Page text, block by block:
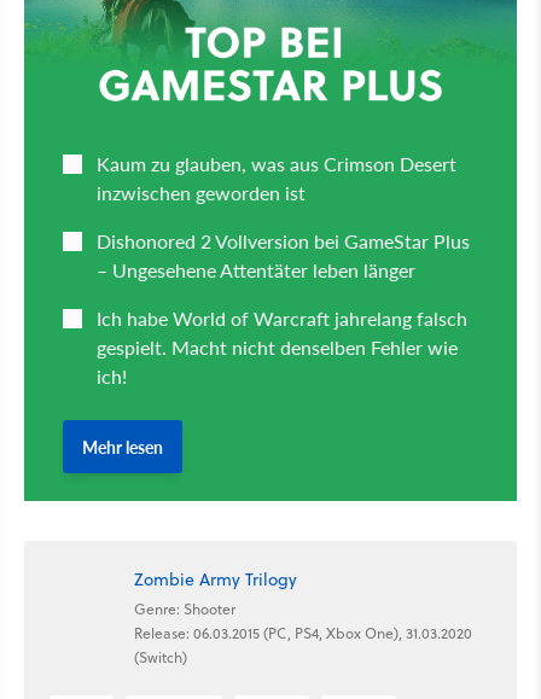
Zombie Army Trilogy
Genre: Shooter
Release: 06.03.2015 (PC, PS4, Xbox One), 31.03.2020
(Switch)